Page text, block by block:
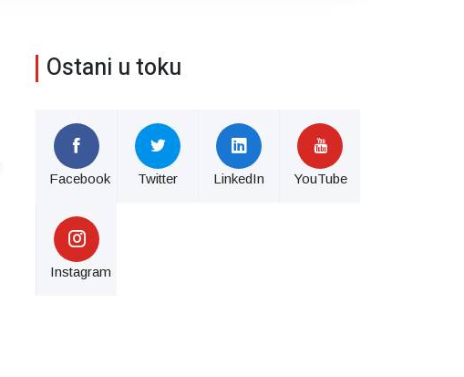
Ostani u toku
Facebook Twitter LinkedIn YouTube
Instagram